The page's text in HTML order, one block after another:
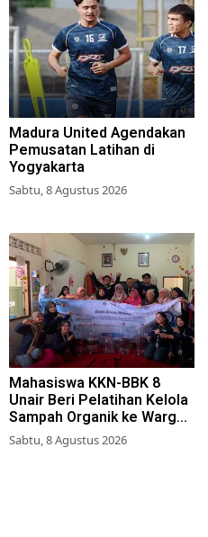
Madura United Agendakan
Pemusatan Latihan di
Yogyakarta
Sabtu, 8 Agustus 2026
Mahasiswa KKN-BBK 8
Unair Beri Pelatihan Kelola
Sampah Organik ke Warga
Simokerto Surabaya
Sabtu, 8 Agustus 2026